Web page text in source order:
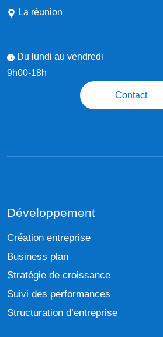
La réunion
Du lundi au vendredi
9h00-18h
Contact
Développement
Création entreprise
Business plan
Stratégie de croissance
Suivi des performances
Structuration d’entreprise